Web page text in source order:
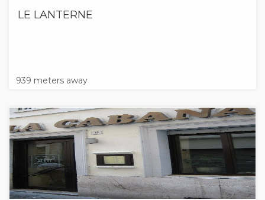
LE LANTERNE
939 meters away